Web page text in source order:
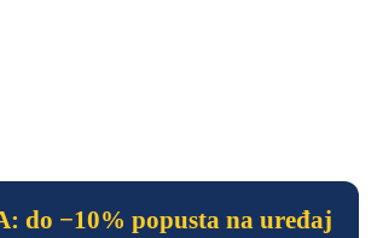
do −10% popusta na uređaj